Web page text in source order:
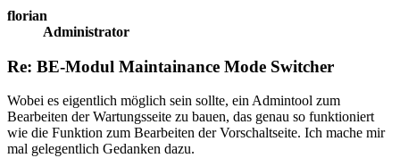
florian
Administrator
Re: BE-Modul Maintainance Mode Switcher
Wobei es eigentlich möglich sein sollte, ein Admintool zum
Bearbeiten der Wartungsseite zu bauen, das genau so funktioniert
wie die Funktion zum Bearbeiten der Vorschaltseite. Ich mache mir
mal gelegentlich Gedanken dazu.